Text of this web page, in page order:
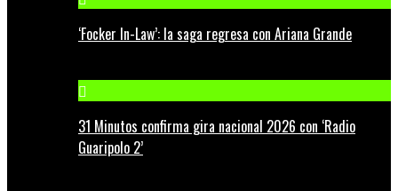
‘Focker In-Law’: la saga regresa con Ariana Grande
31 Minutos confirma gira nacional 2026 con ‘Radio
Guaripolo 2’